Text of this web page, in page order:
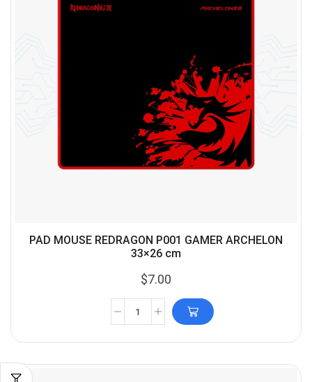
PAD MOUSE REDRAGON P001 GAMER ARCHELON
33×26 cm
$7.00